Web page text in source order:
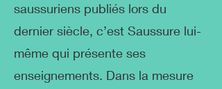
saussuriens publiés lors du
dernier siècle, c’est Saussure lui-
même qui présente ses
enseignements. Dans la mesure